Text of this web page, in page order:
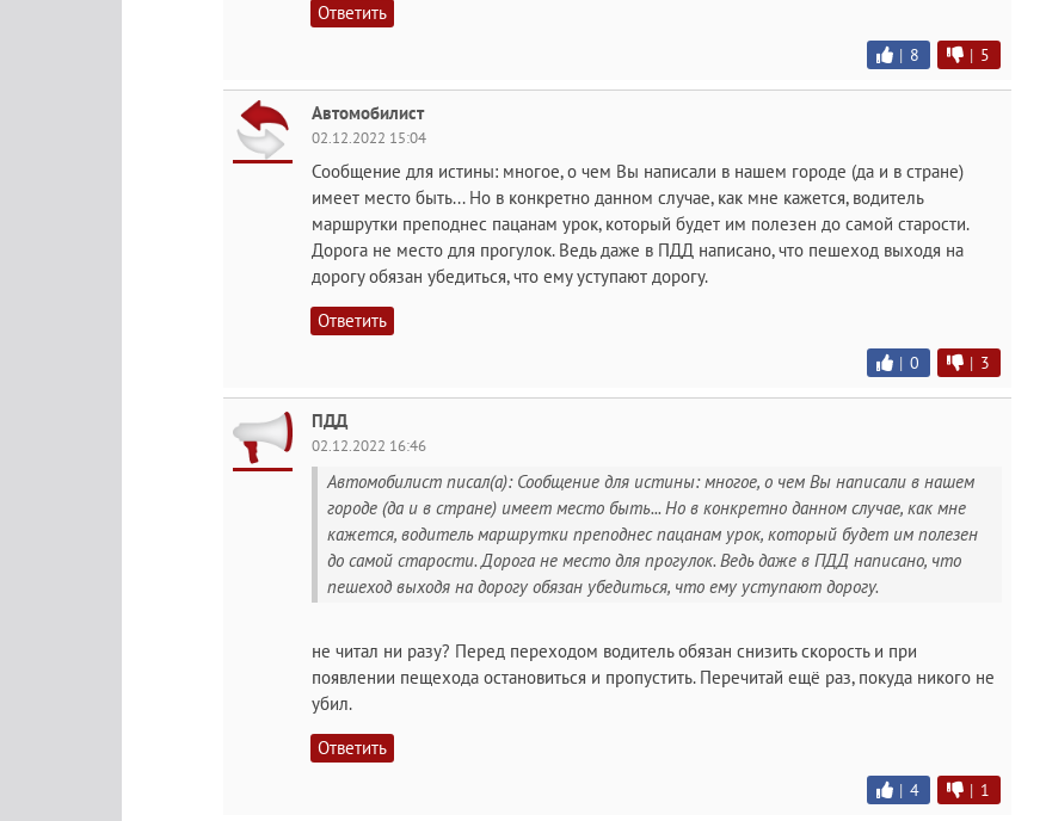
Ответить
| 8 | 5
Автомобилист
02.12.2022 15:04
Сообщение для истины: многое, о чем Вы написали в нашем городе (да и в стране)
имеет место быть... Но в конкретно данном случае, как мне кажется, водитель
маршрутки преподнес пацанам урок, который будет им полезен до самой старости.
Дорога не место для прогулок. Ведь даже в ПДД написано, что пешеход выходя на
дорогу обязан убедиться, что ему уступают дорогу.
Ответить
| 0 | 3
ПДД
02.12.2022 16:46
Автомобилист писал(а): Сообщение для истины: многое, о чем Вы написали в нашем
городе (да и в стране) имеет место быть... Но в конкретно данном случае, как мне
кажется, водитель маршрутки преподнес пацанам урок, который будет им полезен
до самой старости. Дорога не место для прогулок. Ведь даже в ПДД написано, что
пешеход выходя на дорогу обязан убедиться, что ему уступают дорогу.
не читал ни разу? Перед переходом водитель обязан снизить скорость и при
появлении пещехода остановиться и пропустить. Перечитай ещё раз, покуда никого не
убил.
Ответить
| 4 | 1